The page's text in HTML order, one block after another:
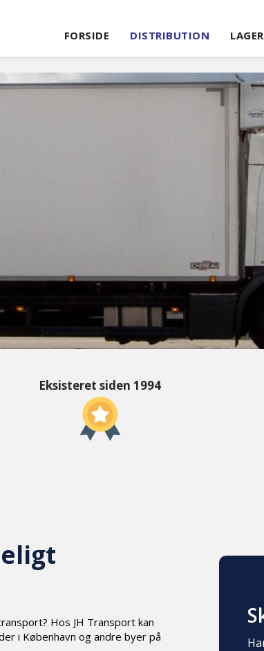
FORSIDE DISTRIBUTION
Eksisteret siden 1994
Hos JH Transport kan
i København og andre byer på